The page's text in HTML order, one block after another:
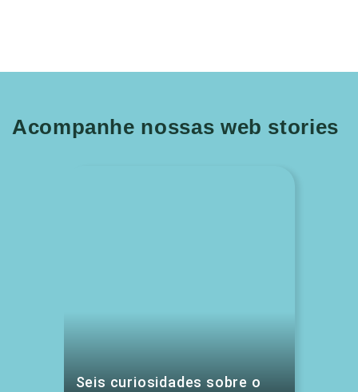
Acompanhe nossas web stories
Seis curiosidades sobre o